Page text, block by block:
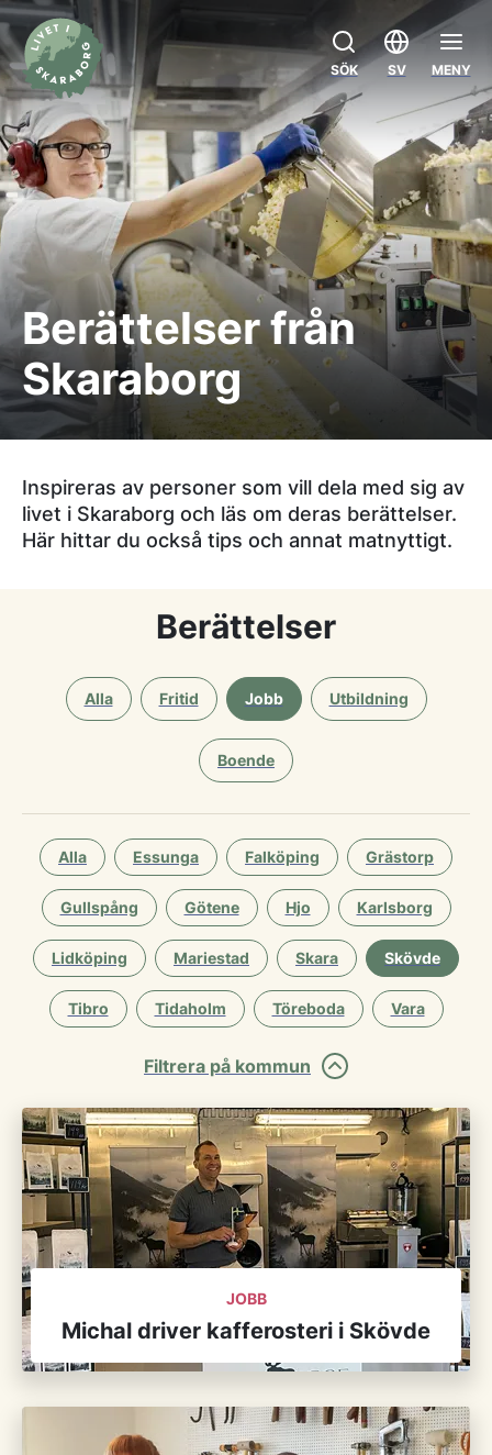
Inspireras av personer som vill dela med sig av
livet i Skaraborg och läs om deras berättelser.
Här hittar du också tips och annat matnyttigt.
Berättelser från
Skaraborg
SÖK SV MENY
Berättelser
Alla Fritid Jobb Utbildning
Boende
Alla Essunga Falköping Grästorp
Gullspång Götene Hjo Karlsborg
Lidköping Mariestad Skara Skövde
Tibro Tidaholm Töreboda Vara
Filtrera på kommun
JOBB
Michal driver kafferosteri i Skövde